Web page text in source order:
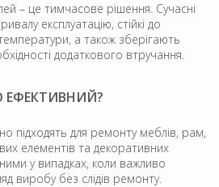
– це тимчасове рішення. Сучасні
експлуатацію, стійкі до
а також зберігають
додаткового втручання.
ЕФЕКТИВНИЙ?
підходять для ремонту меблів, рам,
елементів та декоративних
у випадках, коли важливо
виробу без слідів ремонту.